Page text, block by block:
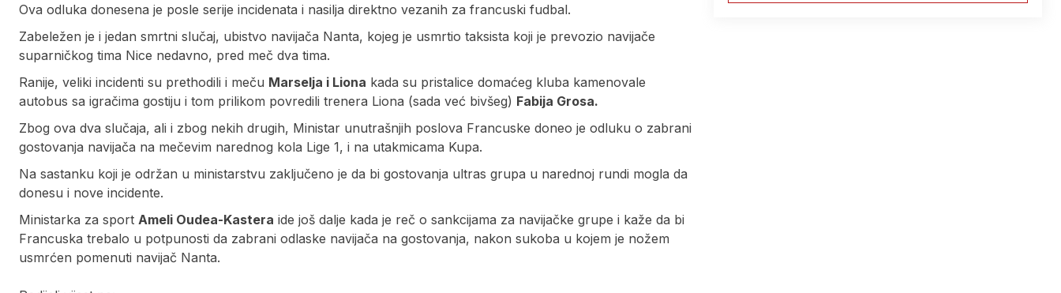
Ova odluka donesena je posle serije incidenata i nasilja direktno vezanih za francuski fudbal.
Zabeležen je i jedan smrtni slučaj, ubistvo navijača Nanta, kojeg je usmrtio taksista koji je prevozio navijače
suparničkog tima Nice nedavno, pred meč dva tima.
Ranije, veliki incidenti su prethodili i meču Marselja i Liona kada su pristalice domaćeg kluba kamenovale
autobus sa igračima gostiju i tom prilikom povredili trenera Liona (sada već bivšeg) Fabija Grosa.
Zbog ova dva slučaja, ali i zbog nekih drugih, Ministar unutrašnjih poslova Francuske doneo je odluku o zabrani
gostovanja navijača na mečevim narednog kola Lige 1, i na utakmicama Kupa.
Na sastanku koji je održan u ministarstvu zaključeno je da bi gostovanja ultras grupa u narednoj rundi mogla da
donesu i nove incidente.
Ministarka za sport Ameli Oudea-Kastera ide još dalje kada je reč o sankcijama za navijačke grupe i kaže da bi
Francuska trebalo u potpunosti da zabrani odlaske navijača na gostovanja, nakon sukoba u kojem je nožem
usmrćen pomenuti navijač Nanta.